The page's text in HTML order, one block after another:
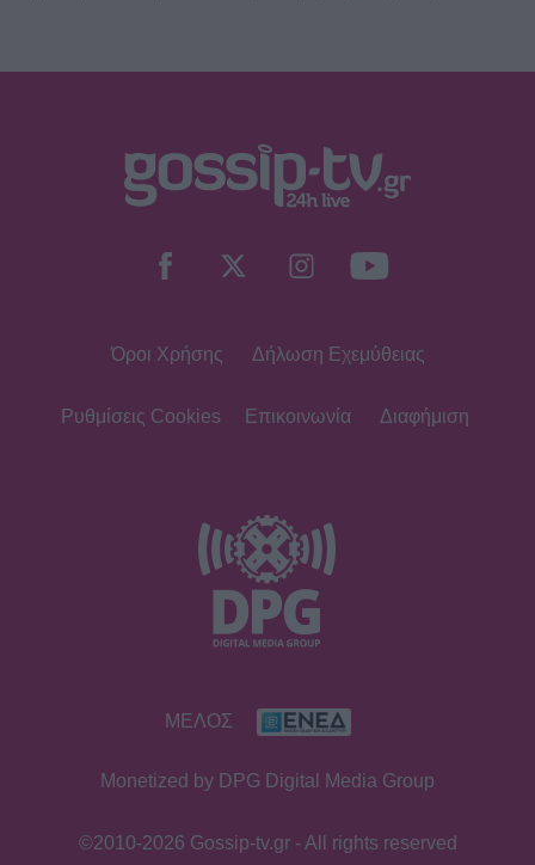
Όροι Χρήσης Δήλωση Εχεμύθειας
Ρυθμίσεις Cookies Επικοινωνία Διαφήμιση
ΜΕΛΟΣ
Monetized by DPG Digital Media Group
©2010-2026 Gossip-tv.gr - All rights reserved